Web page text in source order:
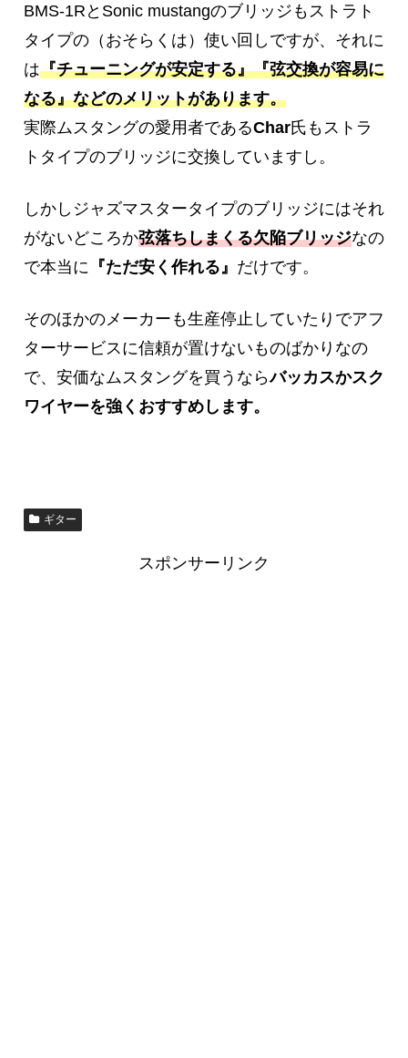
BMS-1RとSonic mustangのブリッジもストラト
タイプの（おそらくは）使い回しですが、それに
は『チューニングが安定する』『弦交換が容易に
なる』などのメリットがあります。
実際ムスタングの愛用者であるChar氏もストラ
トタイプのブリッジに交換していますし。
しかしジャズマスタータイプのブリッジにはそれ
がないどころか弦落ちしまくる欠陥ブリッジなの
で本当に 『ただ安く作れる』 だけです。
そのほかのメーカーも生産停止していたりでアフ
ターサービスに信頼が置けないものばかりなの
で、安価なムスタングを買うならバッカスかスク
ワイヤーを強くおすすめします。
ギター
スポンサーリンク